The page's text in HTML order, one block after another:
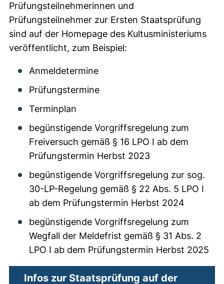
Prüfungsteilnehmerinnen und
Prüfungsteilnehmer zur Ersten Staatsprüfung
sind auf der Homepage des Kultusministeriums
veröffentlicht, zum Beispiel:
Anmeldetermine
Prüfungstermine
Terminplan
begünstigende Vorgriffsregelung zum
Freiversuch gemäß § 16 LPO I ab dem
Prüfungstermin Herbst 2023
begünstigende Vorgriffsregelung zur sog.
30-LP-Regelung gemäß § 22 Abs. 5 LPO I
ab dem Prüfungstermin Herbst 2024
begünstigende Vorgriffsregelung zum
Wegfall der Meldefrist gemäß § 31 Abs. 2
LPO I ab dem Prüfungstermin Herbst 2025
Infos zur Staatsprüfung auf der